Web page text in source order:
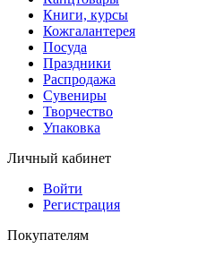
Книги, курсы
Кожгалантерея
Посуда
Праздники
Распродажа
Сувениры
Творчество
Упаковка
Личный кабинет
Войти
Регистрация
Покупателям